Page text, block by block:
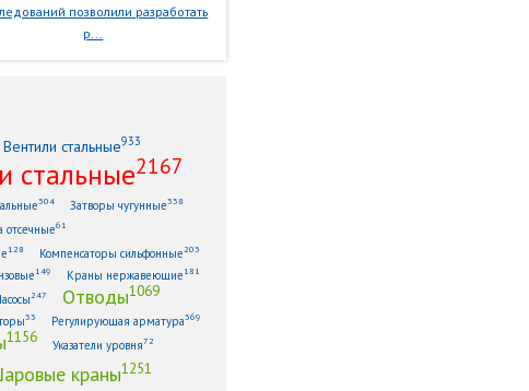
позволили разработать
р...
Вентили стальные933
стальные2167
304 Затворы чугунные338
отсечные61
128 Компенсаторы сильфонные203
149 Краны нержавеющие181
247 Отводы1069
33 Регулирующая арматура369
1156 Указатели уровня72
краны1251